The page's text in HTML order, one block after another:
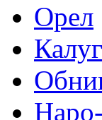
Орел